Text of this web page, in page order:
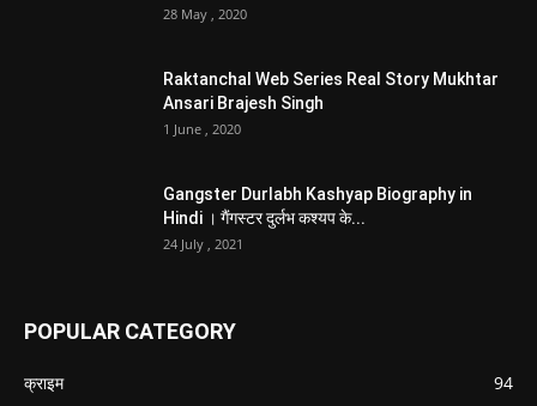
28 May , 2020
Raktanchal Web Series Real Story Mukhtar
Ansari Brajesh Singh
1 June , 2020
Gangster Durlabh Kashyap Biography in
Hindi । गैंगस्टर दुर्लभ कश्यप के...
24 July , 2021
POPULAR CATEGORY
क्राइम
94